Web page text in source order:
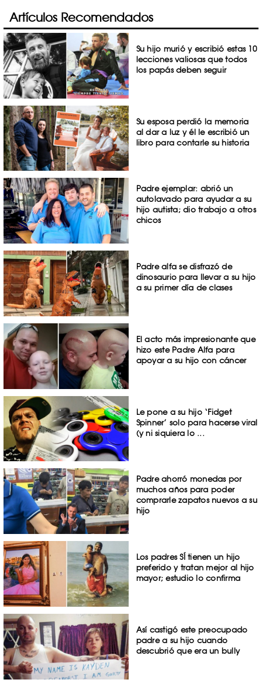
Artículos Recomendados
Su hijo murió y escribió estas 10
lecciones valiosas que todos
los papás deben seguir
Su esposa perdió la memoria
al dar a luz y él le escribió un
libro para contarle su historia
Padre ejemplar: abrió un
autolavado para ayudar a su
hijo autista; dio trabajo a otros
chicos
Padre alfa se disfrazó de
dinosaurio para llevar a su hijo
a su primer día de clases
El acto más impresionante que
hizo este Padre Alfa para
apoyar a su hijo con cáncer
Le pone a su hijo ‘Fidget
Spinner’ solo para hacerse viral
(y ni siquiera lo ...
Padre ahorró monedas por
muchos años para poder
comprarle zapatos nuevos a su
hijo
Los padres SÍ tienen un hijo
preferido y tratan mejor al hijo
mayor; estudio lo confirma
Así castigó este preocupado
padre a su hijo cuando
descubrió que era un bully